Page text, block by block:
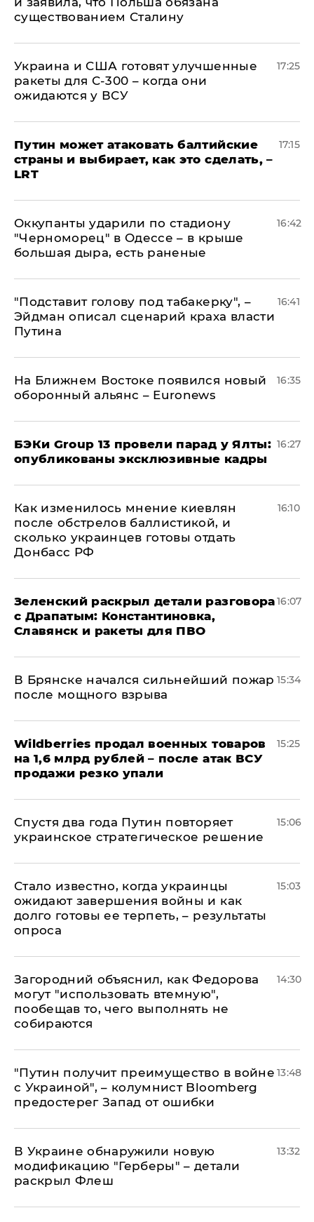
существованием Сталину
Украина и США готовят улучшенные
ракеты для С-300 – когда они
ожидаются у ВСУ
17:25
Путин может атаковать балтийские
страны и выбирает, как это сделать, –
LRT
17:15
Оккупанты ударили по стадиону
"Черноморец" в Одессе – в крыше
большая дыра, есть раненые
16:42
​"Подставит голову под табакерку", –
Эйдман описал сценарий краха власти
Путина
16:41
На Ближнем Востоке появился новый
оборонный альянс – Euronews
16:35
​БЭКи Group 13 провели парад у Ялты:
опубликованы эксклюзивные кадры
16:27
Как изменилось мнение киевлян
после обстрелов баллистикой, и
сколько украинцев готовы отдать
Донбасс РФ
16:10
​Зеленский раскрыл детали разговора
с Драпатым: Константиновка,
Славянск и ракеты для ПВО
16:07
В Брянске начался сильнейший пожар
после мощного взрыва
15:34
​Wildberries продал военных товаров
на 1,6 млрд рублей – после атак ВСУ
продажи резко упали
15:25
Спустя два года Путин повторяет
украинское стратегическое решение
15:06
Стало известно, когда украинцы
ожидают завершения войны и как
долго готовы ее терпеть, – результаты
опроса
15:03
Загородний объяснил, как Федорова
могут "использовать втемную",
пообещав то, чего выполнять не
собираются
14:30
"Путин получит преимущество в войне
с Украиной", – колумнист Bloomberg
предостерег Запад от ошибки
13:48
В Украине обнаружили новую
модификацию "Герберы" – детали
раскрыл Флеш
13:32